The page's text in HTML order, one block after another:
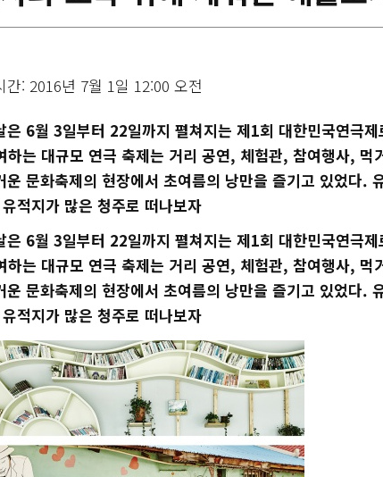
간: 2016년 7월 1일 12:00 오전
은 6월 3일부터 22일까지 펼쳐지는 제1회 대한민국연극
하는 대규모 연극 축제는 거리 공연, 체험관, 참여행사,
운 문화축제의 현장에서 초여름의 낭만을 즐기고 있었다.
적지가 많은 청주로 떠나보자
은 6월 3일부터 22일까지 펼쳐지는 제1회 대한민국연극
하는 대규모 연극 축제는 거리 공연, 체험관, 참여행사,
운 문화축제의 현장에서 초여름의 낭만을 즐기고 있었다.
적지가 많은 청주로 떠나보자